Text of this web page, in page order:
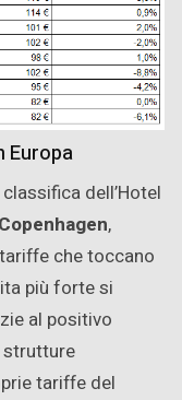
Europa
dell’Hotel
Copenhagen,
che toccano
più forte si
al positivo
strutture
tariffe del